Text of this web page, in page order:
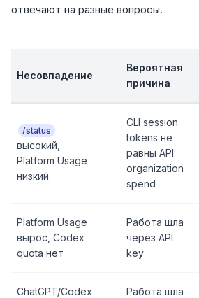
отвечают на разные вопросы.
Несовпадение
Вероятная
причина
/status
высокий,
Platform Usage
низкий
CLI session
tokens не
равны API
organization
spend
Platform Usage
вырос, Codex
quota нет
Работа шла
через API
key
ChatGPT/Codex
Работа шла